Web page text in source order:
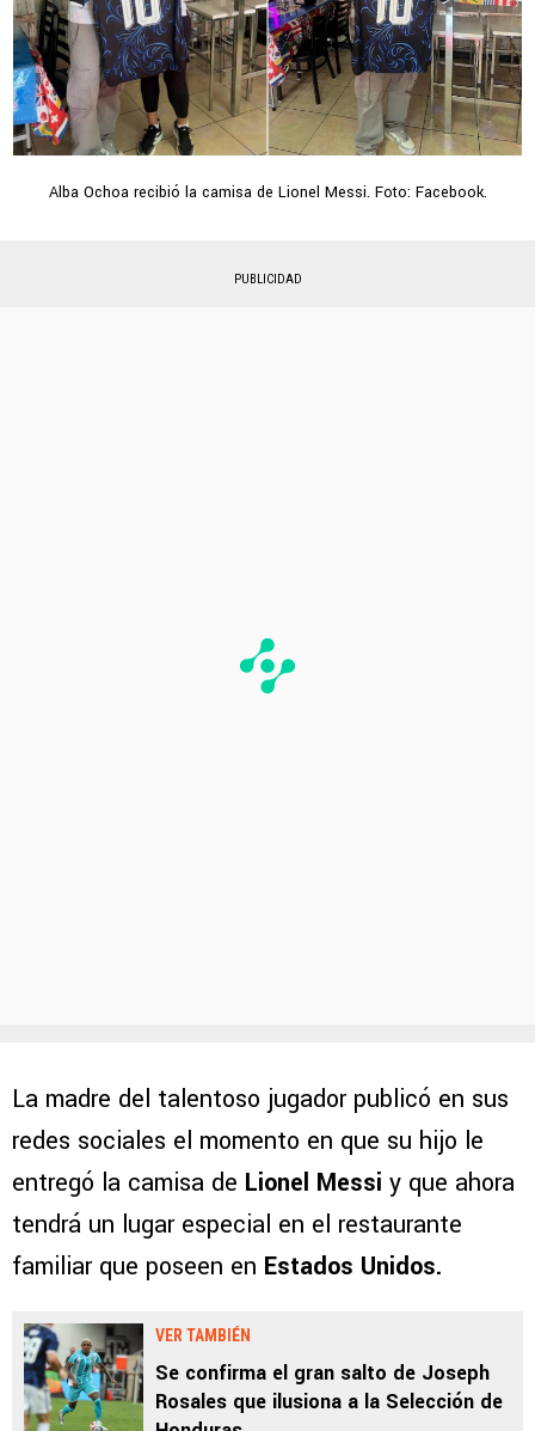
Alba Ochoa recibió la camisa de Lionel Messi. Foto: Facebook.
PUBLICIDAD
La madre del talentoso jugador publicó en sus
redes sociales el momento en que su hijo le
entregó la camisa de Lionel Messi y que ahora
tendrá un lugar especial en el restaurante
familiar que poseen en Estados Unidos.
VER TAMBIÉN
Se confirma el gran salto de Joseph
Rosales que ilusiona a la Selección de